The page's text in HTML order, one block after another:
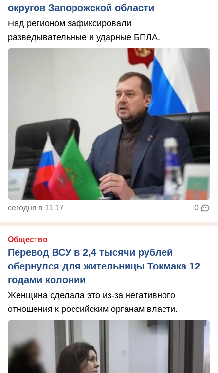
округов Запорожской области
Над регионом зафиксировали
разведывательные и ударные БПЛА.
сегодня в 11:17 0
Общество
Перевод ВСУ в 2,4 тысячи рублей
обернулся для жительницы Токмака 12
годами колонии
Женщина сделала это из-за негативного
отношения к российским органам власти.